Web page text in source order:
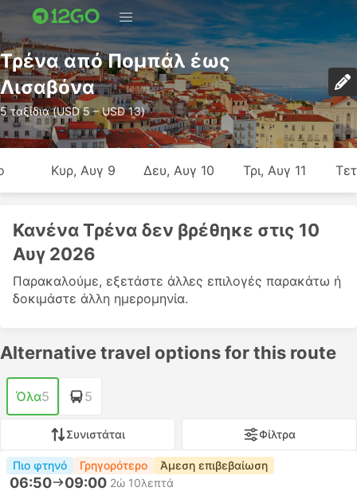
Τρένα από Πομπάλ έως
Λισαβόνα
5 ταξίδια (USD 5 – USD 13)
Κυρ, Αυγ 9 Δευ, Αυγ 10 Τρι, Αυγ 11
Κανένα Τρένα δεν βρέθηκε στις 10
Αυγ 2026
Παρακαλούμε, εξετάστε άλλες επιλογές παρακάτω ή
δοκιμάστε άλλη ημερομηνία.
Alternative travel options for this route
Όλα5 5
Συνιστάται Φίλτρα
Πιο φτηνό Γρηγορότερο Άμεση επιβεβαίωση
06:50 09:00 2ώ 10λεπτά